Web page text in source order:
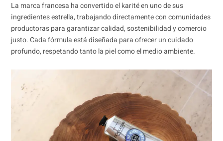
La marca francesa ha convertido el karité en uno de sus
ingredientes estrella, trabajando directamente con comunidades
productoras para garantizar calidad, sostenibilidad y comercio
justo. Cada fórmula está diseñada para ofrecer un cuidado
profundo, respetando tanto la piel como el medio ambiente.